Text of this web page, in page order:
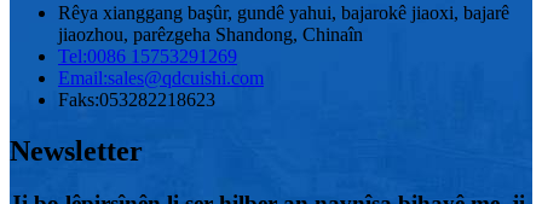
Rêya xianggang başûr, gundê yahui, bajarokê jiaoxi, bajarê
jiaozhou, parêzgeha Shandong, Chinaîn
Tel:0086 15753291269
Email:sales@qdcuishi.com
Faks:053282218623
Newsletter